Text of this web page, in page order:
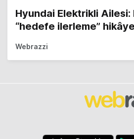
Hyundai Elektrikli Ailesi:
“hedefe ilerleme”
Webrazzi